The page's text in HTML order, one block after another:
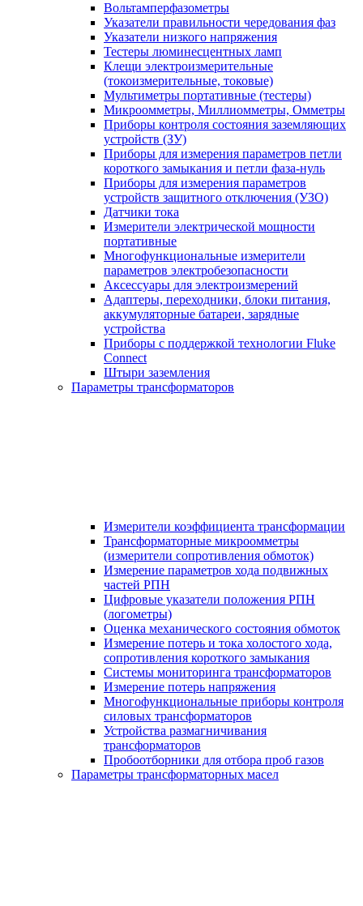
Вольтамперфазометры
Указатели правильности чередования фаз
Указатели низкого напряжения
Тестеры люминесцентных ламп
Клещи электроизмерительные
(токоизмерительные, токовые)
Мультиметры портативные (тестеры)
Микроомметры, Миллиомметры, Омметры
Приборы контроля состояния заземляющих
устройств (ЗУ)
Приборы для измерения параметров петли
короткого замыкания и петли фаза-нуль
Приборы для измерения параметров
устройств защитного отключения (УЗО)
Датчики тока
Измерители электрической мощности
портативные
Многофункциональные измерители
параметров электробезопасности
Аксессуары для электроизмерений
Адаптеры, переходники, блоки питания,
аккумуляторные батареи, зарядные
устройства
Приборы с поддержкой технологии Fluke
Connect
Штыри заземления
Параметры трансформаторов
Измерители коэффициента трансформации
Трансформаторные микроомметры
(измерители сопротивления обмоток)
Измерение параметров хода подвижных
частей РПН
Цифровые указатели положения РПН
(логометры)
Оценка механического состояния обмоток
Измерение потерь и тока холостого хода,
сопротивления короткого замыкания
Системы мониторинга трансформаторов
Измерение потерь напряжения
Многофункциональные приборы контроля
силовых трансформаторов
Устройства размагничивания
трансформаторов
Пробоотборники для отбора проб газов
Параметры трансформаторных масел